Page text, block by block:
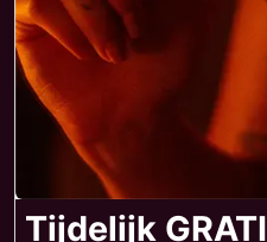
Tijdelijk